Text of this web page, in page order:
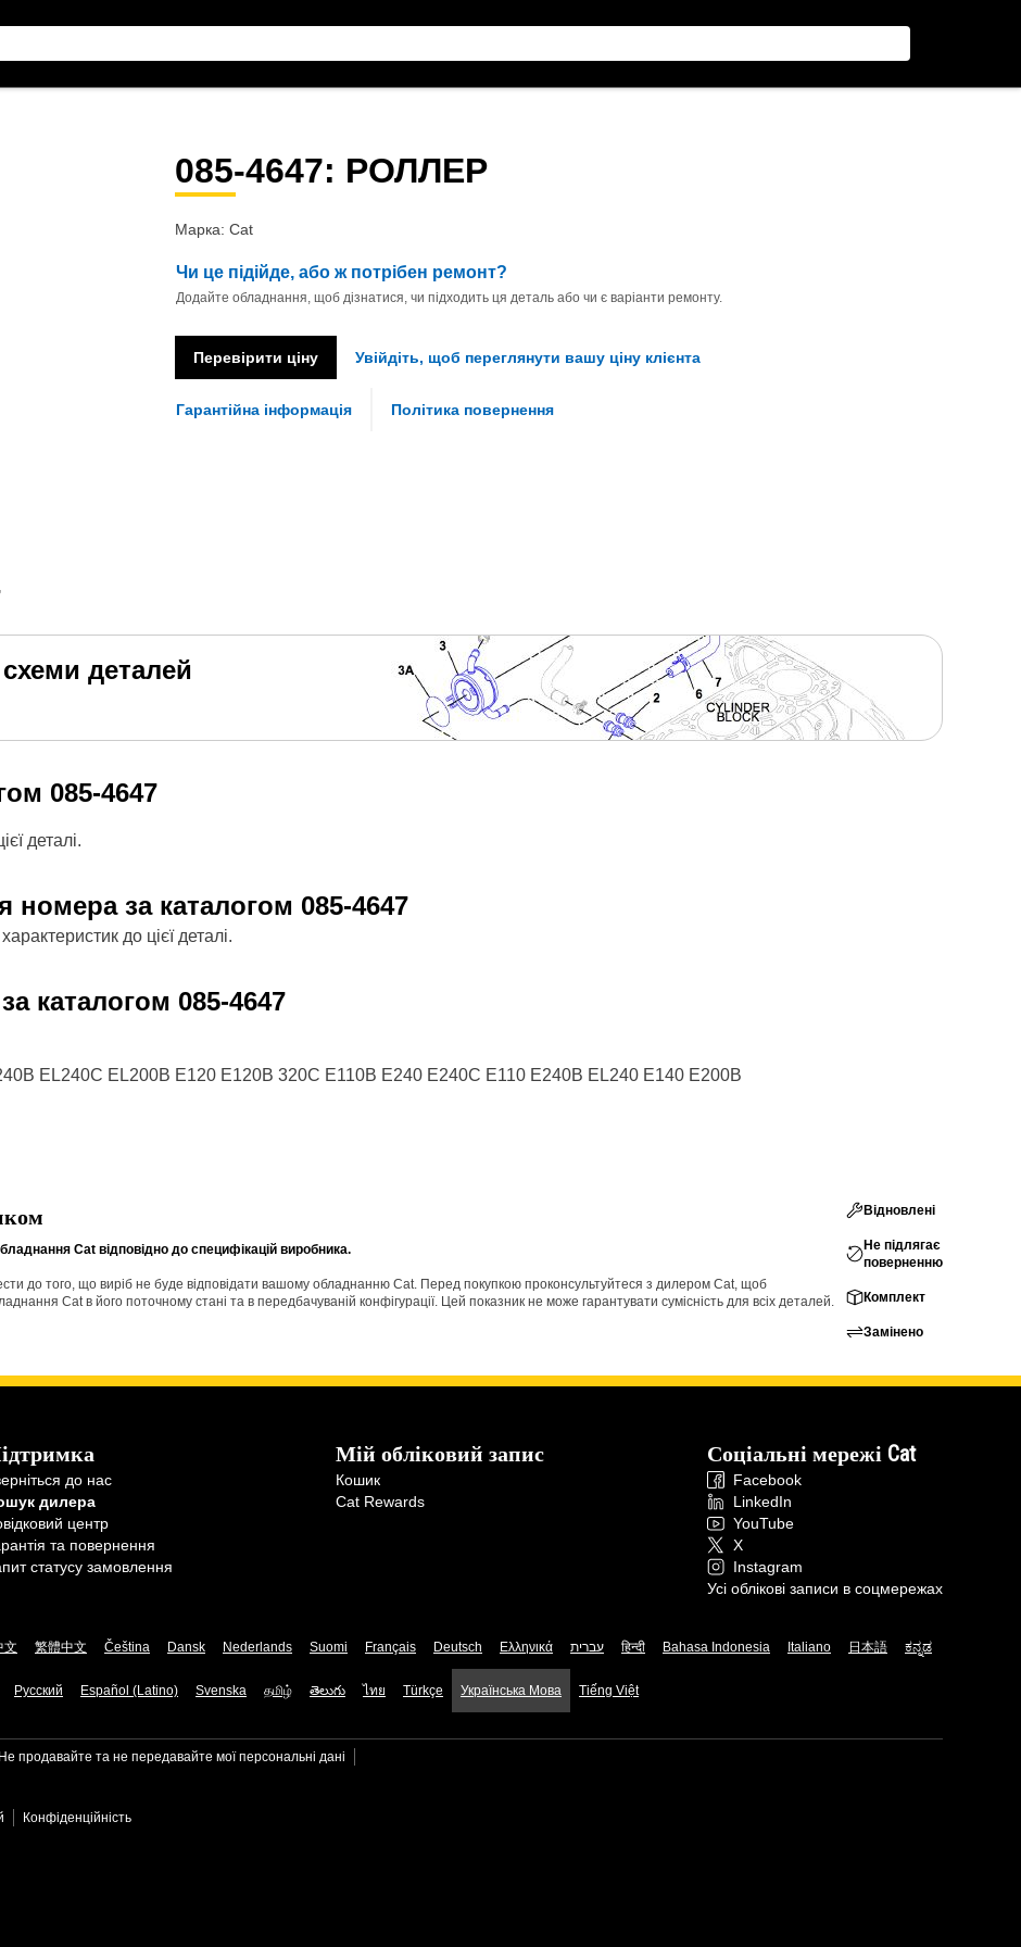
085-4647: РОЛЛЕР
Марка: Cat
Чи це підійде, або ж потрібен ремонт?
Додайте обладнання, щоб дізнатися, чи підходить ця деталь або чи є варіанти ремонту.
Перевірити ціну Увійдіть, щоб переглянути вашу ціну клієнта
Гарантійна інформація Політика повернення
деталей
085-4647
деталі.
номера за каталогом 085-4647
до цієї деталі.
каталогом 085-4647
EL240C EL200B E120 E120B 320C E110B E240 E240C E110 E240B EL240 E140 E200B
Cat відповідно до специфікацій виробника.
до того, що виріб не буде відповідати вашому обладнанню Cat. Перед покупкою проконсультуйтеся з дилером Cat, щоб
Cat в його поточному стані та в передбачуваній конфігурації. Цей показник не може гарантувати сумісність для всіх деталей.
Відновлені
Не підлягає
поверненню
Комплект
Замінено
до нас
дилера
центр
та повернення
статусу замовлення
Мій обліковий запис
Кошик
Cat Rewards
Соціальні мережі Cat
Facebook
LinkedIn
YouTube
X
Instagram
Усі облікові записи в соцмережах
文 繁體中文 Čeština Dansk Nederlands Suomi Français Deutsch Ελληνικά עברית हिन्दी Bahasa Indonesia Italiano 日本語 ಕನ್ನಡ
Русский Español (Latino) Svenska தமிழ் తెలుగు ไทย Türkçe Українська Мова Tiếng Việt
Не продавайте та не передавайте мої персональні дані
Конфіденційність